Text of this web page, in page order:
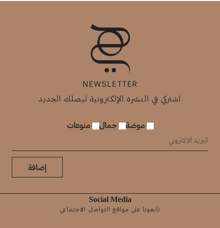
NEWSLETTER
اشتركي في النشرة الإلكترونية ليصلك الجديد
موضة جمال منوعات
إضافة
Social Media
تابعونا على مواقع التواصل الاجتماعي